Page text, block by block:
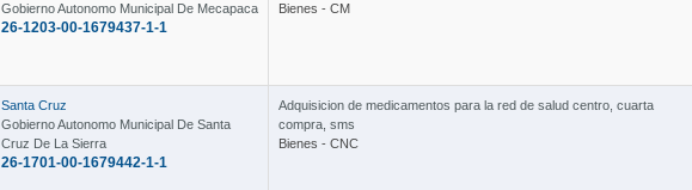
Gobierno Autonomo Municipal De Mecapaca
26-1203-00-1679437-1-1
Bienes - CM
Santa Cruz
Gobierno Autonomo Municipal De Santa
Cruz De La Sierra
26-1701-00-1679442-1-1
Adquisicion de medicamentos para la red de salud centro, cuarta
compra, sms
Bienes - CNC